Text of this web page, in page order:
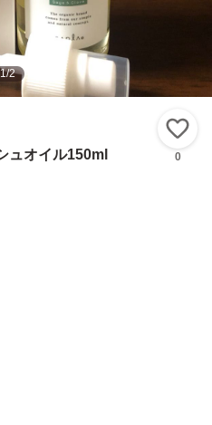
1/2
ュオイル150ml 0